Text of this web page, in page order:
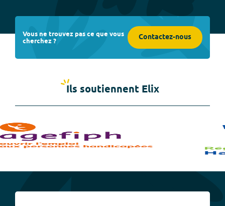
Vous ne trouvez pas ce que vous
cherchez ? Contactez-nous
Ils soutiennent Elix